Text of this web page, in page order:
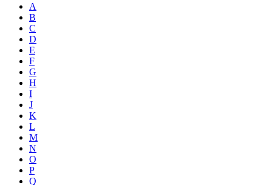
A
B
C
D
E
F
G
H
I
J
K
L
M
N
O
P
Q